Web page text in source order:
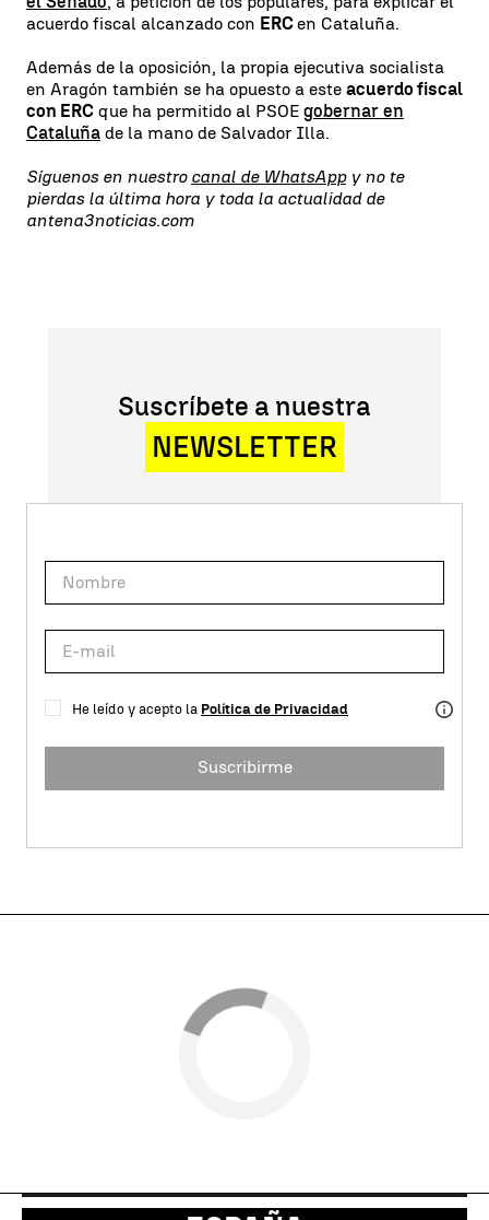
acuerdo fiscal alcanzado con ERCen Cataluña.
Además de la oposición, la propia ejecutiva socialista
en Aragón también se ha opuesto a este acuerdo fiscal
con ERC que ha permitido al PSOE gobernar en
Cataluña de la mano de Salvador Illa.
Síguenos en nuestro canal de WhatsAppy no te
pierdas la última hora y toda la actualidad de
antena3noticias.com
Suscríbete a nuestra
NEWSLETTER
He leído y acepto la Política de Privacidad
Suscribirme